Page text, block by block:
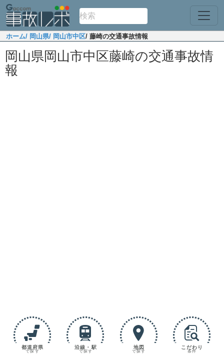
ホーム/ 岡山県/ 岡山市中区/ 藤崎の交通事故情報
岡山県岡山市中区藤崎の交通事故情
報
都道府県
で探す
沿線・駅
で探す
地図
で探す
こだわり
条件